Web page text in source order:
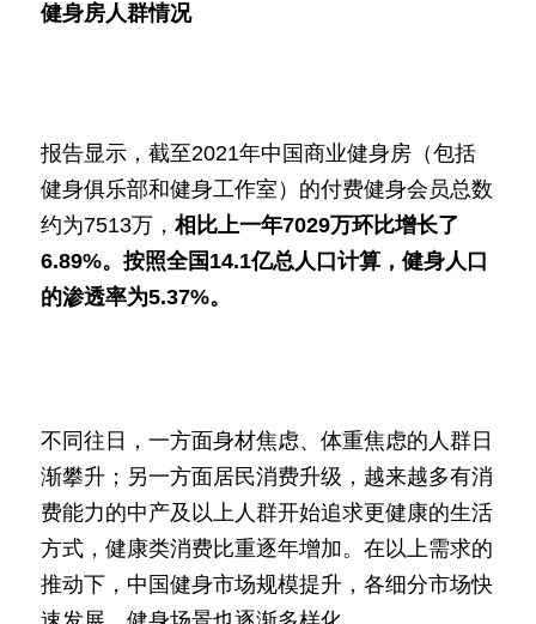
健身房人群情况
报告显示，截至2021年中国商业健身房（包括
健身俱乐部和健身工作室）的付费健身会员总数
约为7513万， 相比上一年7029万环比增长了
6.89%。按照全国14.1亿总人口计算，健身人口
的渗透率为5.37%。
不同往日，一方面身材焦虑、体重焦虑的人群日
渐攀升；另一方面居民消费升级，越来越多有消
费能力的中产及以上人群开始追求更健康的生活
方式，健康类消费比重逐年增加。在以上需求的
推动下，中国健身市场规模提升，各细分市场快